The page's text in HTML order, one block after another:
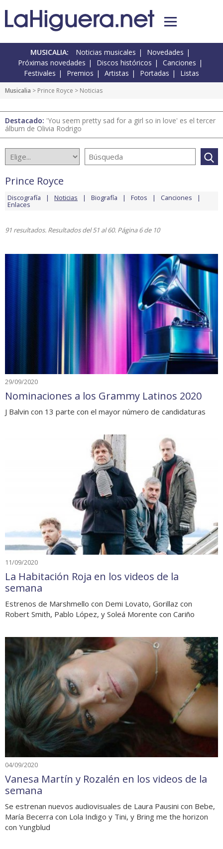
MUSICALIA: Noticias musicales
Novedades
Próximas novedades
Discos históricos
Canciones
Festivales
Premios Artistas Portadas Listas
Musicalia > Prince Royce > Noticias
Destacado: 'You seem pretty sad for a girl so in love' es el tercer
álbum de Olivia Rodrigo
Prince Royce
Discografía Noticias Biografía Fotos Canciones
Enlaces
91 resultados. Resultados del 51 al 60. Página 6 de 10
29/09/2020
Nominaciones a los Grammy Latinos 2020
J Balvin con 13 parte con el mayor número de candidaturas
11/09/2020
La Habitación Roja en los videos de la
semana
Estrenos de Marshmello con Demi Lovato, Gorillaz con
Robert Smith, Pablo López, y Soleá Morente con Cariño
04/09/2020
Vanesa Martín y Rozalén en los videos de la
semana
Se estrenan nuevos audiovisuales de Laura Pausini con Bebe,
María Becerra con Lola Indigo y Tini, y Bring me the horizon
con Yungblud